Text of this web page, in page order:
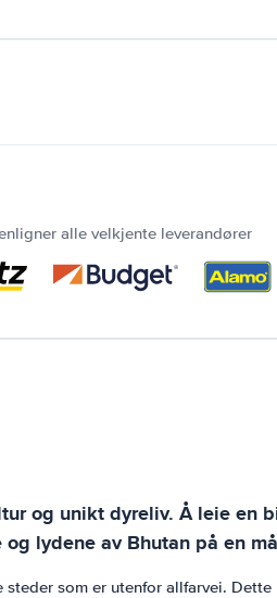
alle velkjente leverandører
og unikt dyreliv. Å leie en
lydene av Bhutan på en
som er utenfor allfarvei.